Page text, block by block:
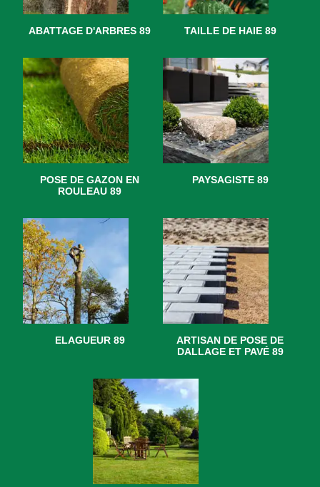
ABATTAGE D'ARBRES 89 TAILLE DE HAIE 89
POSE DE GAZON EN
ROULEAU 89
PAYSAGISTE 89
ELAGUEUR 89
ARTISAN DE POSE DE
DALLAGE ET PAVÉ 89